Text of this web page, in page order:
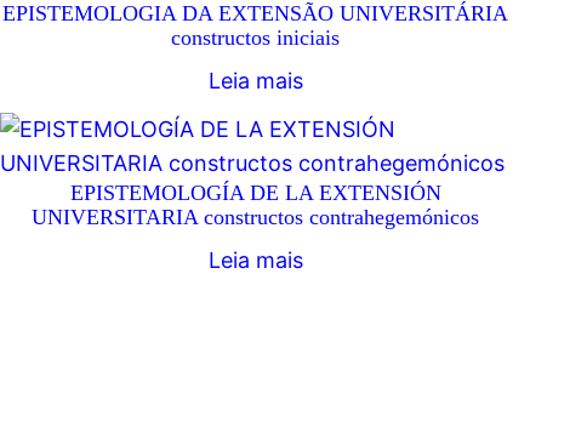
EPISTEMOLOGIA DA EXTENSÃO UNIVERSITÁRIA
constructos iniciais
Leia mais
EPISTEMOLOGÍA DE LA EXTENSIÓN
UNIVERSITARIA constructos contrahegemónicos
Leia mais